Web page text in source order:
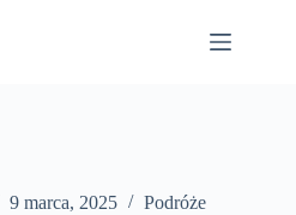
9 marca, 2025 Podróże